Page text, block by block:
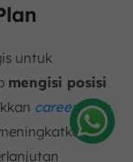
untuk
mengisi posisi
career path